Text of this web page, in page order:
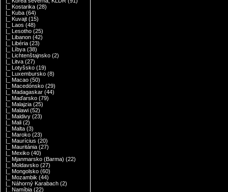
|_ Kostarika (28)
|_ Kuba (64)
|_ Kuvajt (15)
|_ Laos (48)
|_ Lesotho (25)
|_ Libanon (42)
|_ Libéria (23)
|_ Líbya (38)
|_ Lichtenštajnsko (2)
|_ Litva (27)
|_ Lotyšsko (19)
|_ Luxembursko (8)
|_ Macao (50)
|_ Macedónsko (29)
|_ Madagaskar (44)
|_ Maďarsko (79)
|_ Malajzia (25)
|_ Malawi (52)
|_ Maldivy (23)
|_ Mali (2)
|_ Malta (3)
|_ Maroko (23)
|_ Maurícius (20)
|_ Mauritánia (27)
|_ Mexiko (40)
|_ Mjanmarsko (Barma) (22)
|_ Moldavsko (27)
|_ Mongolsko (60)
|_ Mozambik (44)
|_ Náhorný Karabach (2)
|_ Namíbia (22)